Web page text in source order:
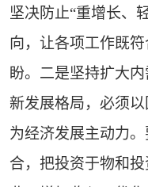
坚决防止“重增长、
向，让各项工作既
盼。二是坚持扩大
新发展格局，必须
为经济发展主动力
合，把投资于物和